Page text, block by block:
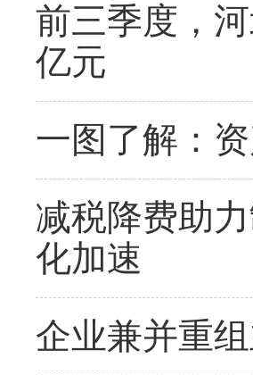
前三季度，
亿元
一图了解：
减税降费助
化加速
企业兼并重